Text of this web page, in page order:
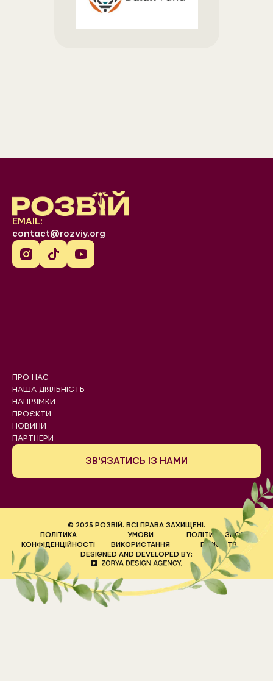
EMAIL:
contact@rozviy.org
ПРО НАС
НАША ДІЯЛЬНІСТЬ
НАПРЯМКИ
ПРОЄКТИ
НОВИНИ
ПАРТНЕРИ
ЗВ'ЯЗАТИСЬ ІЗ НАМИ
© 2025 РОЗВІЙ. ВСІ ПРАВА ЗАХИЩЕНІ.
ПОЛІТИКА
КОНФІДЕНЦІЙНОСТІ
УМОВИ
ВИКОРИСТАННЯ
ПОЛІТИКА ЗБОРУ
ПОЖЕРТВ
DESIGNED AND DEVELOPED BY: